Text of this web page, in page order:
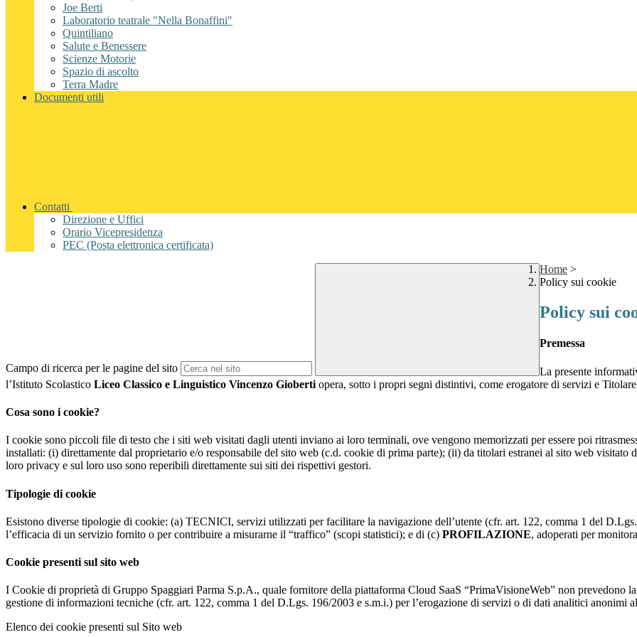
Joe Berti
Laboratorio teatrale "Nella Bonaffini"
Quintiliano
Salute e Benessere
Scienze Motorie
Spazio di ascolto
Terra Madre
Documenti utili
Contatti
Direzione e Uffici
Orario Vicepresidenza
PEC (Posta elettronica certificata)
Campo di ricerca per le pagine del sito
Home >
Policy sui cookie
Policy sui
Premessa
La presente
l’Istituto Scolastico Liceo Classico e Linguistico Vincenzo Gioberti opera, sotto i propri segni distintivi, come erogatore di servizi e
Cosa sono i cookie?
I cookie sono piccoli file di testo che i siti web visitati dagli utenti inviano ai loro terminali, ove vengono memorizzati per essere poi
installati: (i) direttamente dal proprietario e/o responsabile del sito web (c.d. cookie di prima parte); (ii) da titolari estranei al sito web
loro privacy e sul loro uso sono reperibili direttamente sui siti dei rispettivi gestori.
Tipologie di cookie
Esistono diverse tipologie di cookie: (a) TECNICI, servizi utilizzati per facilitare la navigazione dell’utente (cfr. art. 122, comma 1 del
l’efficacia di un servizio fornito o per contribuire a misurarne il “traffico” (scopi statistici); e di (c) PROFILAZIONE, adoperati per
Cookie presenti sul sito web
I Cookie di proprietà di Gruppo Spaggiari Parma S.p.A., quale fornitore della piattaforma Cloud SaaS “PrimaVisioneWeb” non prevedono
gestione di informazioni tecniche (cfr. art. 122, comma 1 del D.Lgs. 196/2003 e s.m.i.) per l’erogazione di servizi o di dati analitici anonimi
Elenco dei cookie presenti sul Sito web